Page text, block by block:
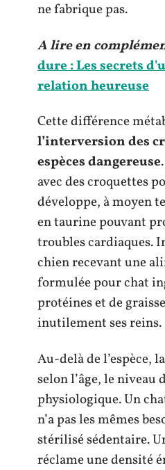
ne fabrique pas.
A lire en
dure : Les secrets
relation heureuse
Cette différence
l’interversion des
espèces dangereuse
avec des croquettes
développe, à moyen
en taurine pouvant
troubles cardiaques.
chien recevant une
formulée pour chat
protéines et de
inutilement ses reins.
Au-delà de l’espèce,
selon l’âge, le niveau
physiologique. Un
n’a pas les mêmes
stérilisé sédentaire.
réclame une densité